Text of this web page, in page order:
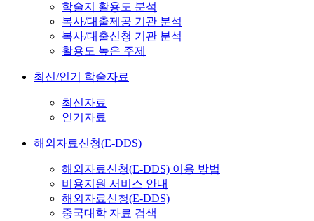
학술지 활용도 분석
복사/대출제공 기관 분석
복사/대출신청 기관 분석
활용도 높은 주제
최신/인기 학술자료
최신자료
인기자료
해외자료신청(E-DDS)
해외자료신청(E-DDS) 이용 방법
비용지원 서비스 안내
해외자료신청(E-DDS)
중국대학 자료 검색